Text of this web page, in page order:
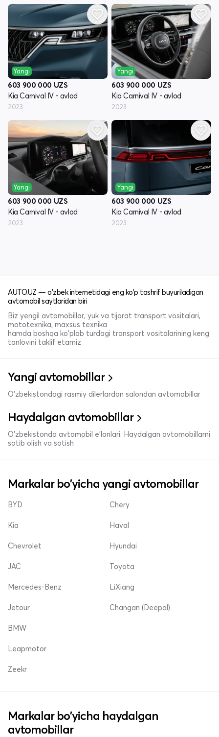
Yangi
603 900 000 UZS
Kia Carnival IV - avlod
2023
Yangi
603 900 000 UZS
Kia Carnival IV - avlod
2023
Yangi
603 900 000 UZS
Kia Carnival IV - avlod
2023
Yangi
603 900 000 UZS
Kia Carnival IV - avlod
2023
AUTO.UZ — o'zbek internetidagi eng ko'p tashrif buyuriladigan
avtomobil saytlaridan biri
Biz yengil avtomobillar, yuk va tijorat transport vositalari,
mototexnika, maxsus texnika
hamda boshqa ko'plab turdagi transport vositalarining keng
tanlovini taklif etamiz
Yangi avtomobillar
O'zbekistondagi rasmiy dilerlardan salondan avtomobillar
Haydalgan avtomobillar
O'zbekistonda avtomobil e’lonlari. Haydalgan avtomobillarni
sotib olish va sotish
Markalar bo'yicha yangi avtomobillar
BYD
Kia
Chevrolet
Chery
Haval
Hyundai
JAC
Mercedes-Benz
Jetour
Toyota
LiXiang
Changan (Deepal)
BMW
Leapmotor
Zeekr
Markalar bo'yicha haydalgan
avtomobillar